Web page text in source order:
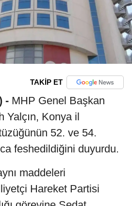
TAKİP ET
- MHP Genel Başkan
Yalçın, Konya il
52. ve 54.
feshedildiğini duyurdu.
maddeleri
Hareket Partisi